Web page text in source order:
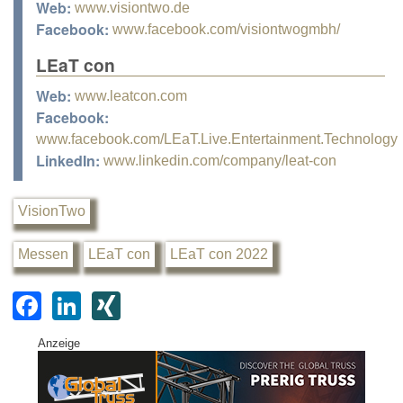
Web: www.visiontwo.de
Facebook: www.facebook.com/visiontwogmbh/
LEaT con
Web: www.leatcon.com
Facebook:
www.facebook.com/LEaT.Live.Entertainment.Technology
LinkedIn: www.linkedin.com/company/leat-con
VisionTwo
Messen LEaT con LEaT con 2022
F
a
c
e
Li
k
e
G
Anzeige